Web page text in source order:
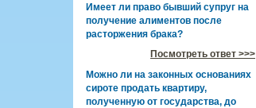
Имеет ли право бывший супруг на
получение алиментов после
расторжения брака?
Посмотреть ответ >>>
Можно ли на законных основаниях
сироте продать квартиру,
полученную от государства, до